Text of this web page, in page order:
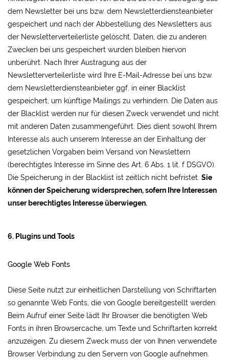
dem Newsletter bei uns bzw. dem Newsletterdiensteanbieter
gespeichert und nach der Abbestellung des Newsletters aus
der Newsletterverteilerliste gelöscht. Daten, die zu anderen
Zwecken bei uns gespeichert wurden bleiben hiervon
unberührt. Nach Ihrer Austragung aus der
Newsletterverteilerliste wird Ihre E-Mail-Adresse bei uns bzw.
dem Newsletterdiensteanbieter ggf. in einer Blacklist
gespeichert, um künftige Mailings zu verhindern. Die Daten aus
der Blacklist werden nur für diesen Zweck verwendet und nicht
mit anderen Daten zusammengeführt. Dies dient sowohl Ihrem
Interesse als auch unserem Interesse an der Einhaltung der
gesetzlichen Vorgaben beim Versand von Newslettern
(berechtigtes Interesse im Sinne des Art. 6 Abs. 1 lit. f DSGVO).
Die Speicherung in der Blacklist ist zeitlich nicht befristet. Sie
können der Speicherung widersprechen, sofern Ihre Interessen
unser berechtigtes Interesse überwiegen.
6. Plugins und Tools
Google Web Fonts
Diese Seite nutzt zur einheitlichen Darstellung von Schriftarten
so genannte Web Fonts, die von Google bereitgestellt werden.
Beim Aufruf einer Seite lädt Ihr Browser die benötigten Web
Fonts in ihren Browsercache, um Texte und Schriftarten korrekt
anzuzeigen. Zu diesem Zweck muss der von Ihnen verwendete
Browser Verbindung zu den Servern von Google aufnehmen.